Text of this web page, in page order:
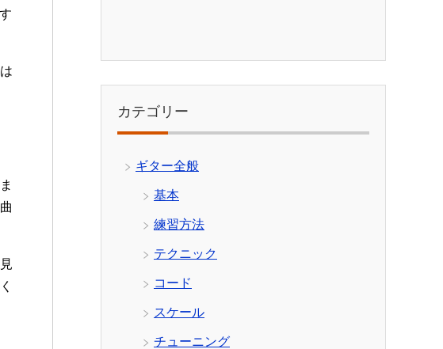
カテゴリー
ギター全般
基本
練習方法
テクニック
コード
スケール
チューニング